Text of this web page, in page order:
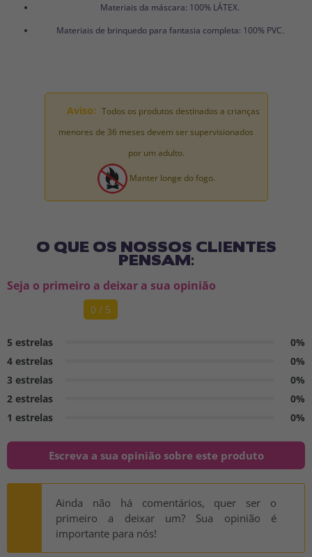
Materiais da máscara: 100% LÁTEX.
Materiais de brinquedo para fantasia completa: 100% PVC.
Aviso: Todos os produtos destinados a crianças
menores de 36 meses devem ser supervisionados
por um adulto.
Manter longe do fogo.
O QUE OS NOSSOS CLIENTES
PENSAM:
Seja o primeiro a deixar a sua opinião
0 / 5
5 estrelas
0%
4 estrelas
0%
3 estrelas
0%
2 estrelas
0%
1 estrelas
0%
Escreva a sua opinião sobre este produto
Ainda não há comentários, quer ser o
primeiro a deixar um? Sua opinião é
importante para nós!